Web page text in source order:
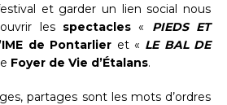
et garder un lien social nous
les spectacles« PIEDS ET
de Pontarlier et « LE BAL DE
Foyer de Vie d’Étalans.
partages sont les mots d’ordres